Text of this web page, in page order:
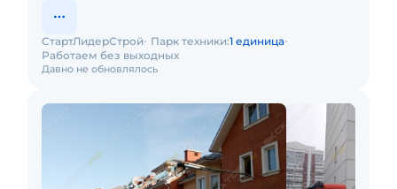
Давно не обновлялось
СтартЛидерСтрой Парк техники:1 единица
Работаем без выходных